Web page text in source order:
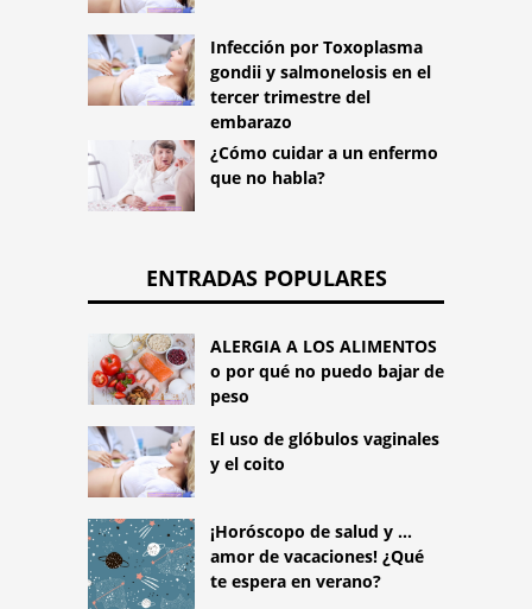
Infección por Toxoplasma
gondii y salmonelosis en el
tercer trimestre del
embarazo
¿Cómo cuidar a un enfermo
que no habla?
ENTRADAS POPULARES
ALERGIA A LOS ALIMENTOS
o por qué no puedo bajar de
peso
El uso de glóbulos vaginales
y el coito
¡Horóscopo de salud y ...
amor de vacaciones! ¿Qué
te espera en verano?